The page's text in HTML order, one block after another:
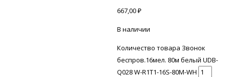
667,00₽
В наличии
Количество товара Звонок
беспров.16мел. 80м белый UDB-
Q028 W-R1T1-16S-80M-WH